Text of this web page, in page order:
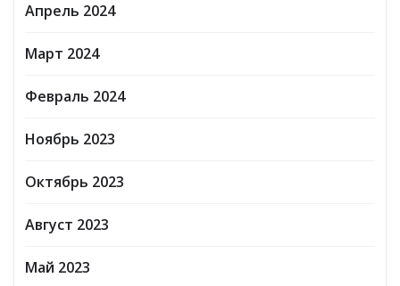
Апрель 2024
Март 2024
Февраль 2024
Ноябрь 2023
Октябрь 2023
Август 2023
Май 2023